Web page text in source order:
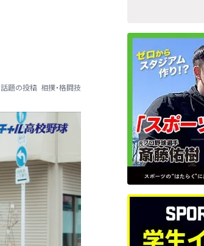
話題の投稿 相撲・格闘技